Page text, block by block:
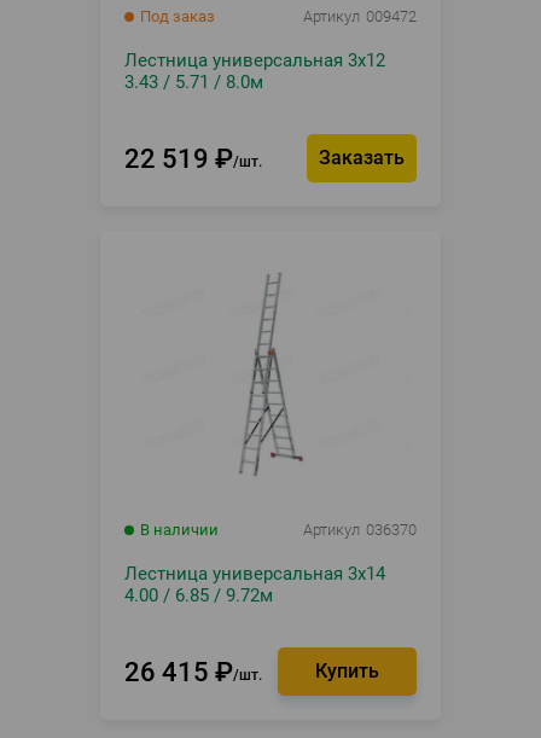
Под заказ Артикул 009472
Лестница универсальная 3х12
3.43 / 5.71 / 8.0м
22 519 ₽ шт. Заказать
В наличии Артикул 036370
Лестница универсальная 3х14
4.00 / 6.85 / 9.72м
26 415 ₽ шт.